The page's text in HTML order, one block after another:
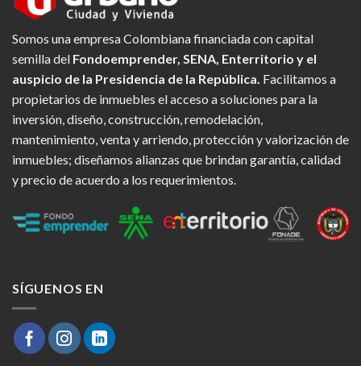
Somos una empresa Colombiana financiada con capital
semilla del Fondoemprender, SENA, Enterritorio y el
auspicio de la Presidencia de la República. Facilitamos a
propietarios de inmuebles el acceso a soluciones para la
inversión, diseño, construcción, remodelación,
mantenimiento, venta y arriendo, protección y valorización de
inmuebles; diseñamos alianzas que brindan garantía, calidad
y precio de acuerdo a los requerimientos.
SÍGUENOS EN